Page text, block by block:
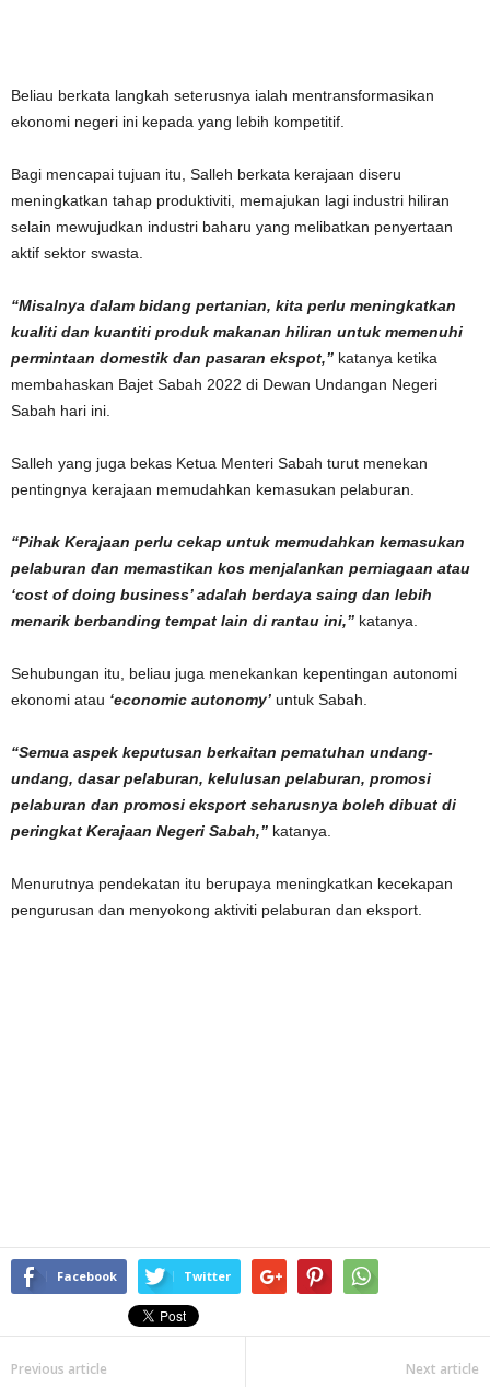
Beliau berkata langkah seterusnya ialah mentransformasikan
ekonomi negeri ini kepada yang lebih kompetitif.
Bagi mencapai tujuan itu, Salleh berkata kerajaan diseru
meningkatkan tahap produktiviti, memajukan lagi industri hiliran
selain mewujudkan industri baharu yang melibatkan penyertaan
aktif sektor swasta.
“Misalnya dalam bidang pertanian, kita perlu meningkatkan
kualiti dan kuantiti produk makanan hiliran untuk memenuhi
permintaan domestik dan pasaran ekspot,” katanya ketika
membahaskan Bajet Sabah 2022 di Dewan Undangan Negeri
Sabah hari ini.
Salleh yang juga bekas Ketua Menteri Sabah turut menekan
pentingnya kerajaan memudahkan kemasukan pelaburan.
“Pihak Kerajaan perlu cekap untuk memudahkan kemasukan
pelaburan dan memastikan kos menjalankan perniagaan atau
‘cost of doing business’ adalah berdaya saing dan lebih
menarik berbanding tempat lain di rantau ini,” katanya.
Sehubungan itu, beliau juga menekankan kepentingan autonomi
ekonomi atau ‘economic autonomy’ untuk Sabah.
“Semua aspek keputusan berkaitan pematuhan undang-
undang, dasar pelaburan, kelulusan pelaburan, promosi
pelaburan dan promosi eksport seharusnya boleh dibuat di
peringkat Kerajaan Negeri Sabah,” katanya.
Menurutnya pendekatan itu berupaya meningkatkan kecekapan
pengurusan dan menyokong aktiviti pelaburan dan eksport.
Facebook Twitter
Previous article Next article